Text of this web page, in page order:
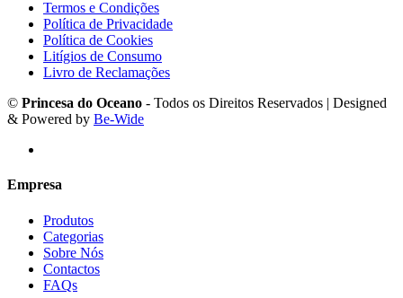
Termos e Condições
Política de Privacidade
Política de Cookies
Litígios de Consumo
Livro de Reclamações
© Princesa do Oceano - Todos os Direitos Reservados | Designed
& Powered by Be-Wide
Empresa
Produtos
Categorias
Sobre Nós
Contactos
FAQs